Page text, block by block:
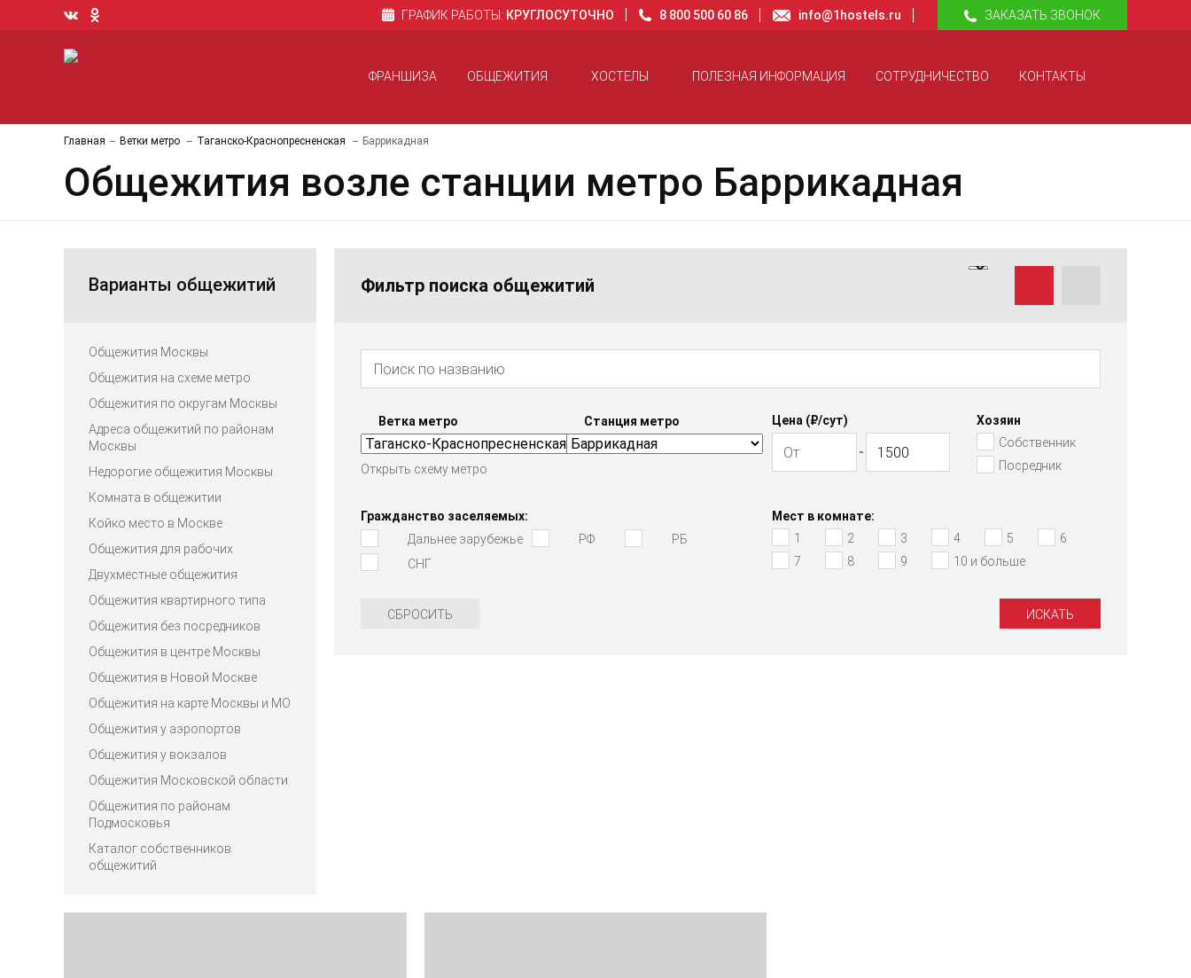
ГРАФИК РАБОТЫ: КРУГЛОСУТОЧНО 8 800 500 60 86 info@1hostels.ru ЗАКАЗАТЬ ЗВОНОК
ФРАНШИЗА ОБЩЕЖИТИЯ ХОСТЕЛЫ ПОЛЕЗНАЯ ИНФОРМАЦИЯ СОТРУДНИЧЕСТВО КОНТАКТЫ
Главная Ветки метро Таганско-Краснопресненская Баррикадная
Общежития возле станции метро Баррикадная
Варианты общежитий
Общежития Москвы
Общежития на схеме метро
Общежития по округам Москвы
Адреса общежитий по районам
Москвы
Недорогие общежития Москвы
Комната в общежитии
Койко место в Москве
Общежития для рабочих
Двухместные общежития
Общежития квартирного типа
Общежития без посредников
Общежития в центре Москвы
Общежития в Новой Москве
Общежития на карте Москвы и МО
Общежития у аэропортов
Общежития у вокзалов
Общежития Московской области
Общежития по районам
Подмосковья
Каталог собственников
общежитий
Фильтр поиска общежитий
Ветка метро
Открыть схему метро
Станция метро Цена (₽/cут)
Хозяин
Собственник
Посредник
Гражданство заселяемых:
Дальнее зарубежье
РФ
РБ
СНГ
Мест в комнате:
1
2 3 4 5
6
7
8 9 10 и больше
СБРОСИТЬ